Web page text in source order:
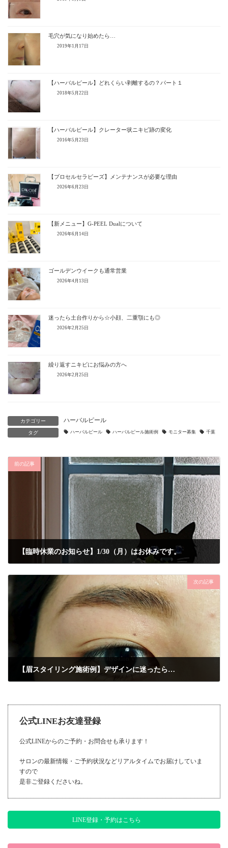
毛穴が気になり始めたら…
2019年1月17日
【ハーバルピール】どれくらい剥離するの？パート１
2018年5月22日
【ハーバルピール】クレーター状ニキビ跡の変化
2016年5月23日
【プロセルセラピーズ】メンテナンスが必要な理由
2026年6月23日
【新メニュー】G-PEEL Dualについて
2026年6月14日
ゴールデンウイークも通常営業
2026年4月13日
迷ったら土台作りから☆小顔、二重顎にも◎
2026年2月25日
繰り返すニキビにお悩みの方へ
2026年2月25日
カテゴリー ハーバルピール
タグ ハーバルピール ハーバルピール施術例 モニター募集 千葉
前の記事
【臨時休業のお知らせ】1/30（月）はお休みです。
次の記事
【眉スタイリング施術例】デザインに迷ったら…
公式LINEお友達登録
公式LINEからのご予約・お問合せも承ります！
サロンの最新情報・ご予約状況などリアルタイムでお届けしていま
すので
是非ご登録くださいね。
LINE登録・予約はこちら